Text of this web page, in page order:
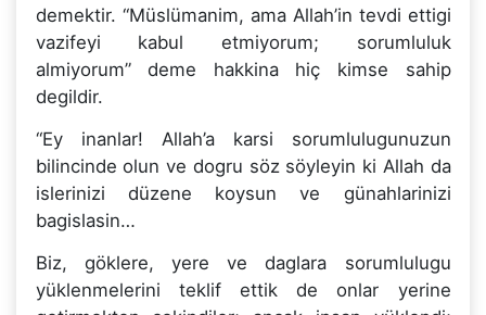
demektir. “Müslümanim, ama Allah’in tevdi ettigi
vazifeyi kabul etmiyorum; sorumluluk
almiyorum” deme hakkina hiç kimse sahip
degildir.
“Ey inanlar! Allah’a karsi sorumlulugunuzun
bilincinde olun ve dogru söz söyleyin ki Allah da
islerinizi düzene koysun ve günahlarinizi
bagislasin…
Biz, göklere, yere ve daglara sorumlulugu
yüklenmelerini teklif ettik de onlar yerine